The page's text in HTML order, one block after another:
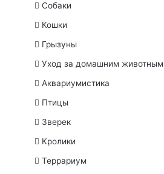
Собаки
Кошки
Грызуны
Уход за домашним животным
Аквариумистика
Птицы
Зверек
Кролики
Террариум